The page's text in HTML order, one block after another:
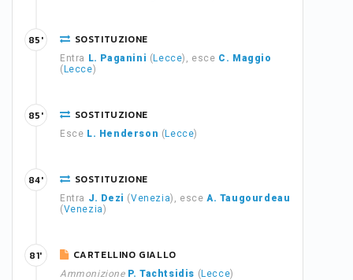
SOSTITUZIONE
Entra L. Paganini ( Lecce), esce C. Maggio
( Lecce)
85'
SOSTITUZIONE
Esce L. Henderson ( Lecce)
85'
SOSTITUZIONE
Entra J. Dezi (Venezia), esceA. Taugourdeau
(Venezia)
84'
CARTELLINO GIALLO
Ammonizione P. Tachtsidis ( Lecce)
81'